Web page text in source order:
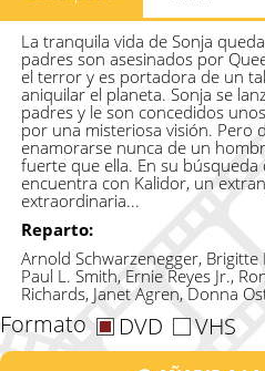
La tranquila vida de Sonja
padres son asesinados por
el terror y es portadora de un
aniquilar el planeta. Sonja se
padres y le son concedidos
por una misteriosa visión. Pero
enamorarse nunca de un
fuerte que ella. En su búsqueda
encuentra con Kalidor, un
extraordinaria...
Reparto:
Arnold Schwarzenegger, Brigitte
Paul L. Smith, Ernie Reyes Jr.,
Richards, Janet Agren, Donna
Formato DVD VHS